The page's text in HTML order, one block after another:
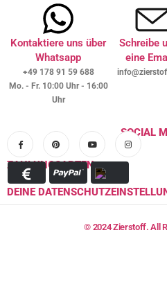
Kontaktiere uns über
Whatsapp
+49 178 91 59 688
Mo. - Fr. 10:00 Uhr - 16:00
Uhr
Schreibe
eine
SOCIAL
ZAHLUNGSARTEN
DEINE
© 2024 Zierstoff. All